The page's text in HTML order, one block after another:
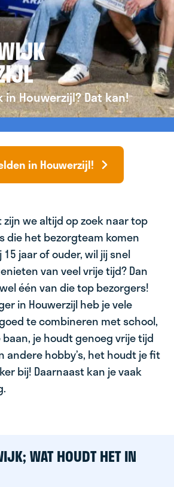
Houwerzijl? Dat kan!
in Houwerzijl!
zijn we altijd op zoek naar top
die het bezorgteam komen
jaar of ouder, wil jij snel
van veel vrije tijd? Dan
één van die top bezorgers!
in Houwerzijl heb je vele
te combineren met school,
je houdt genoeg vrije tijd
andere hobby’s, het houdt je fit
bij! Daarnaast kan je vaak
WAT HOUDT HET IN